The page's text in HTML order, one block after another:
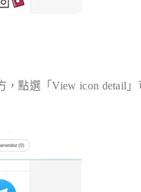
點選「View icon detail」